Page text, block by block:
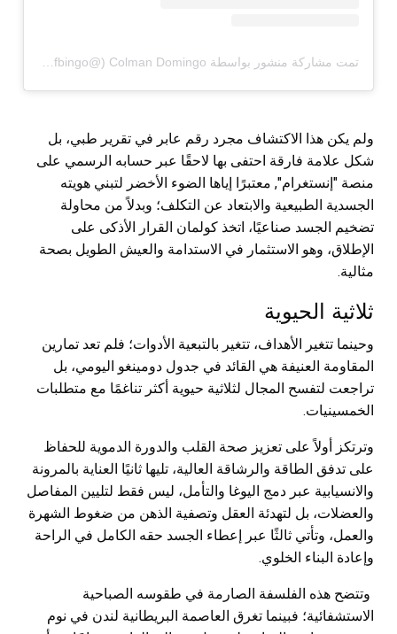
تمت مشاركة منشور بواسطة ‏‎Colman Domingo‎‏ (@‏‎kingofbingo‎‏)
ولم يكن هذا الاكتشاف مجرد رقم عابر في تقرير طبي، بل
شكل علامة فارقة احتفى بها لاحقًا عبر حسابه الرسمي على
منصة "إنستغرام", معتبرًا إياها الضوء الأخضر لتبني هويته
الجسدية الطبيعية والابتعاد عن التكلف؛ وبدلاً من محاولة
تضخيم الجسد صناعيًا، اتخذ كولمان القرار الأذكى على
الإطلاق، وهو الاستثمار في الاستدامة والعيش الطويل بصحة
مثالية.
ثلاثية الحيوية
وحينما تتغير الأهداف، تتغير بالتبعية الأدوات؛ فلم تعد تمارين
المقاومة العنيفة هي القائد في جدول دومينغو اليومي، بل
تراجعت لتفسح المجال لثلاثية حيوية أكثر تناغمًا مع متطلبات
الخمسينيات.
وترتكز أولاً على تعزيز صحة القلب والدورة الدموية للحفاظ
على تدفق الطاقة والرشاقة العالية، تليها ثانيًا العناية بالمرونة
والانسيابية عبر دمج اليوغا والتأمل، ليس فقط لتليين المفاصل
والعضلات، بل لتهدئة العقل وتصفية الذهن من ضغوط الشهرة
والعمل، وتأتي ثالثًا عبر إعطاء الجسد حقه الكامل في الراحة
وإعادة البناء الخلوي.
وتتضح هذه الفلسفة الصارمة في طقوسه الصباحية
الاستشفائية؛ فبينما تغرق العاصمة البريطانية لندن في نوم